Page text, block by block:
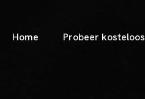
Home Probeer kosteloos